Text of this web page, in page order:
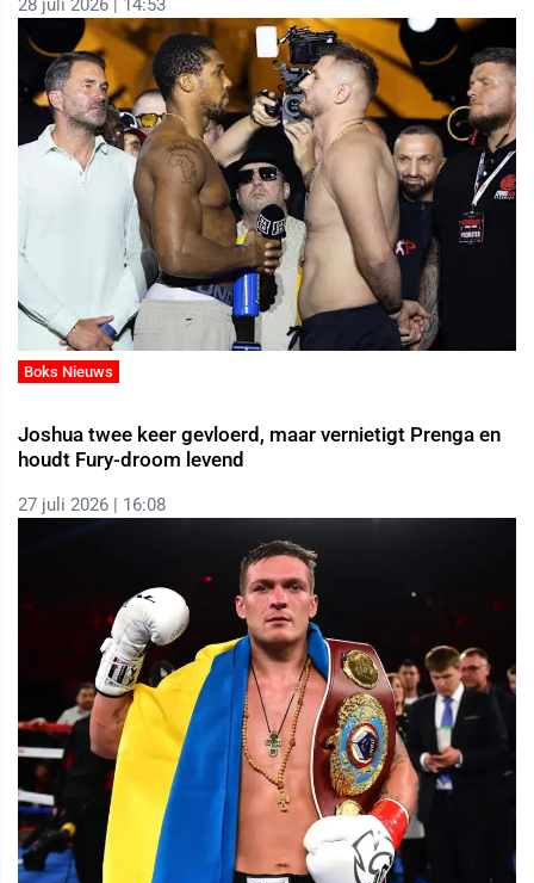
28 juli 2026 | 14:53
Boks Nieuws
Joshua twee keer gevloerd, maar vernietigt Prenga en
houdt Fury-droom levend
27 juli 2026 | 16:08